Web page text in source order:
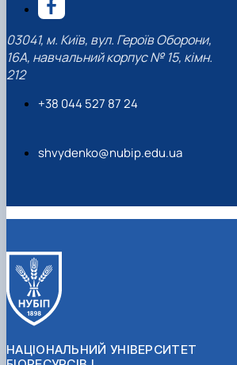
03041, м. Київ, вул. Героїв Оборони,
16А, навчальний корпус № 15, кімн.
212
+38 044 527 87 24
shvydenko@nubip.edu.ua
НАЦІОНАЛЬНИЙ УНІВЕРСИТЕТ